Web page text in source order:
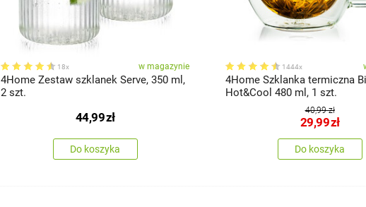
18x w magazynie
4Home Zestaw szklanek Serve, 350 ml,
2 szt.
44,99zł
Do koszyka
1444x
4Home Szklanka termiczna
Hot&Cool 480 ml, 1 szt.
40,99 zł
29,99zł
Do koszyka